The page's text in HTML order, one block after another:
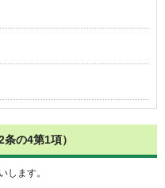
の4第1項）
します。